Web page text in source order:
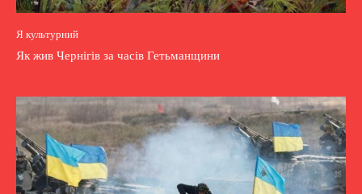
Я культурний
Як жив Чернігів за часів Гетьманщини